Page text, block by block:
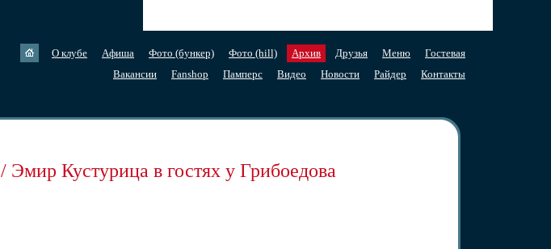
О клубе Афиша Фото (бункер) Фото (hill) Архив Друзья Меню
Гостевая
Вакансии
Fanshop Памперс Видео Новости Райдер Контакты
/ Эмир Кустурица в гостях у Грибоедова